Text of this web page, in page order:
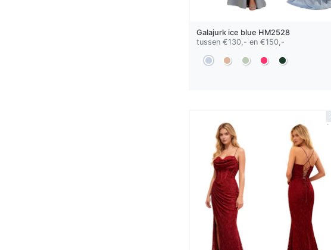
Galajurk ice blue HM2528
tussen €130,- en €150,-